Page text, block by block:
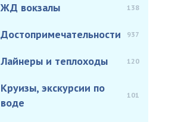
ЖД вокзалы 138
Достопримечательности 937
Лайнеры и теплоходы 120
Круизы, экскурсии по
воде
101